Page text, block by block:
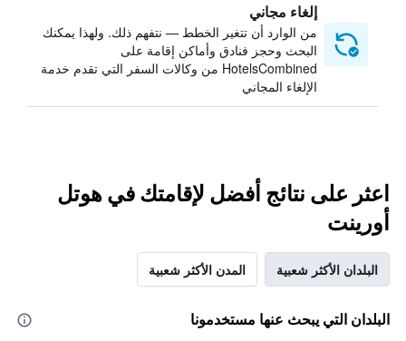
إلغاء مجاني
من الوارد أن تتغير الخطط — نتفهم ذلك. ولهذا يمكنك
البحث وحجز فنادق وأماكن إقامة على
HotelsCombined من وكالات السفر التي تقدم خدمة
الإلغاء المجاني
اعثر على نتائج أفضل لإقامتك في هوتل
أورينت
البلدان الأكثر شعبية المدن الأكثر شعبية
البلدان التي يبحث عنها مستخدمونا